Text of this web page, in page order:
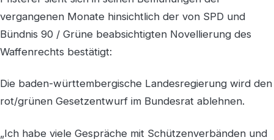
vergangenen Monate hinsichtlich der von SPD und
Bündnis 90 / Grüne beabsichtigten Novellierung des
Waffenrechts bestätigt:
Die baden-württembergische Landesregierung wird den
rot/grünen Gesetzentwurf im Bundesrat ablehnen.
„Ich habe viele Gespräche mit Schützenverbänden und